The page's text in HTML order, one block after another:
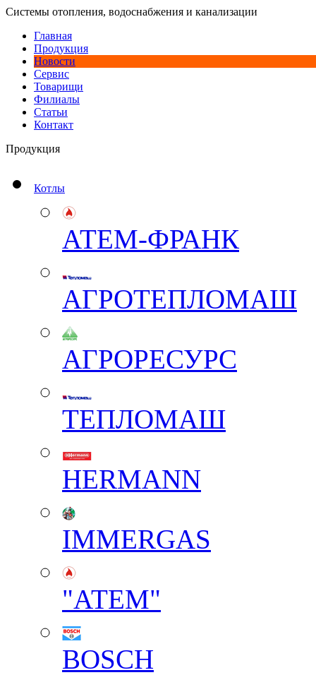
Системы отопления, водоснабжения и канализации
Главная
Продукция
Новости
Сервис
Товарищи
Филиалы
Статьи
Контакт
Продукция
Котлы
АТЕМ-ФРАНК
АГРОТЕПЛОМАШ
АГРОРЕСУРС
ТЕПЛОМАШ
HERMANN
IMMERGAS
"АТЕМ"
BOSCH